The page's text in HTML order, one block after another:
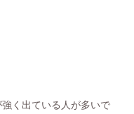
く出ている人が多いで